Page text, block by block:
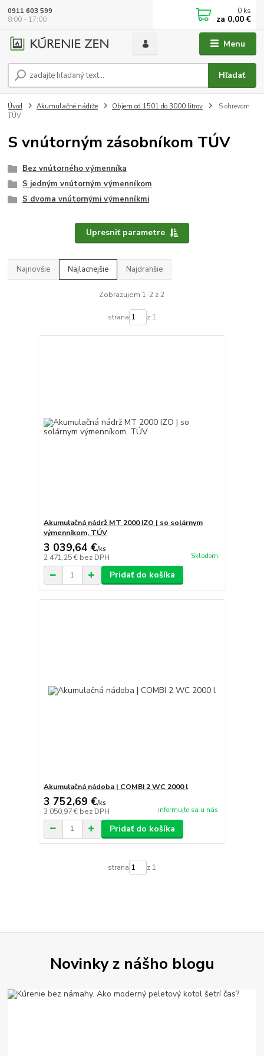
Menu
Hľadať
0911 603 599
8:00 - 17:00
0 ks
za 0,00 €
Úvod Akumulačné nádrže Objem od 1501 do 3000 litrov
S ohrevom
TÚV
S vnútorným zásobníkom TÚV
Bez vnútorného výmenníka
S jedným vnútorným výmenníkom
S dvoma vnútornými výmenníkmi
Upresniť parametre
Najnovšie Najlacnejšie Najdrahšie
Zobrazujem 1-2 z 2
strana z 1
Akumulačná nádrž MT 2000 IZO | so solárnym
výmenníkom, TÚV
3 039,64 €/ks
2 471,25 € bez DPH Skladom
Pridať do košíka
Akumulačná nádoba | COMBI 2 WC 2000 l
3 752,69 €/ks
3 050,97 € bez DPH informujte sa u nás
Pridať do košíka
strana z 1
Novinky z nášho blogu